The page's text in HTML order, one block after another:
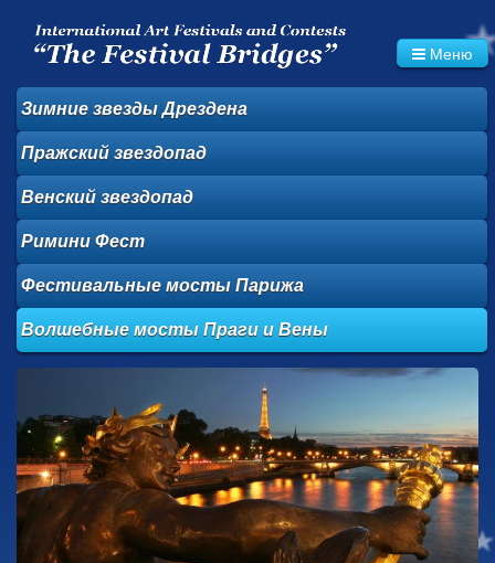
Меню
Зимние звездыДрездена
Пражскийзвездопад
Венский звездопад
Римини Фест
Фестивальныемосты Парижа
Волшебныемосты Праги иВены